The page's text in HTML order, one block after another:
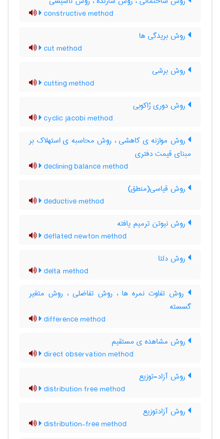
constructive method
روش بریدگی ها
cut method
روش برشی
cutting method
روش دوری ژاکوبی
cyclic jacobi method
روش موازنه ی کاهشی ، روش محاسبه ی استهلاک بر
مبنای قیمت دفتری
declining balance method
روش قیاسی(منطق)
deductive method
روش نیوتن ترمیم یافته
deflated newton method
روش دلتا
delta method
روش تفاوت نمره ها ، روش تفاضلی ، روش متغیر
گسسته
difference method
روش مشاهده ی مستقیم
direct observation method
روش آزاد-توزیع
distribution free method
روش آزادتوزیع
distribution-free method